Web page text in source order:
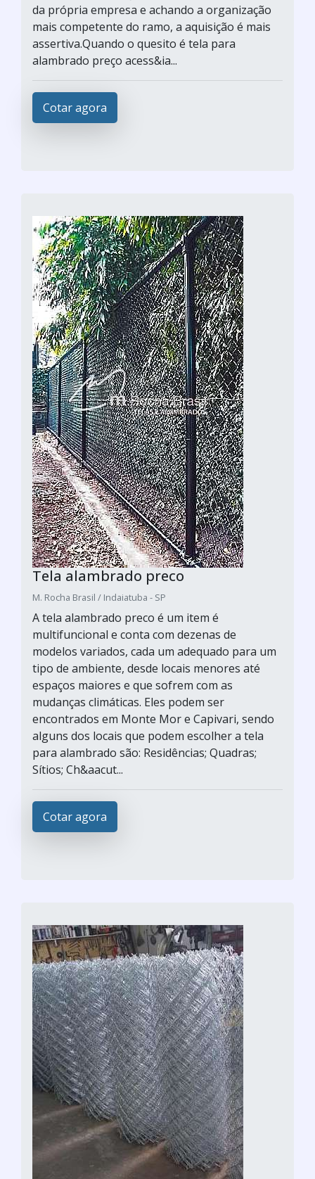
da própria empresa e achando a organização
mais competente do ramo, a aquisição é mais
assertiva.Quando o quesito é tela para
alambrado preço acess&ia...
Cotar agora
Tela alambrado preco
M. Rocha Brasil / Indaiatuba - SP
A tela alambrado preco é um item é
multifuncional e conta com dezenas de
modelos variados, cada um adequado para um
tipo de ambiente, desde locais menores até
espaços maiores e que sofrem com as
mudanças climáticas. Eles podem ser
encontrados em Monte Mor e Capivari, sendo
alguns dos locais que podem escolher a tela
para alambrado são: Residências; Quadras;
Sítios; Ch&aacut...
Cotar agora